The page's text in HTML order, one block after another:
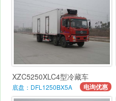
XZC5250XLC4型冷藏车
底盘：DFL1250BX5A 电询优惠